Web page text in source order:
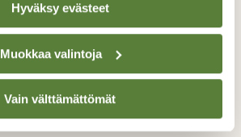
Hyväksy evästeet
Muokkaa valintoja
Vain välttämättömät